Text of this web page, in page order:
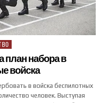
план набора в
войска
в войска беспилотных
человек. Выступая